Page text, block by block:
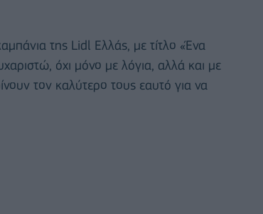
της Lidl Ελλάς, με τίτλο «Ένα
όχι μόνο με λόγια, αλλά και με
τον καλύτερο τους εαυτό για να